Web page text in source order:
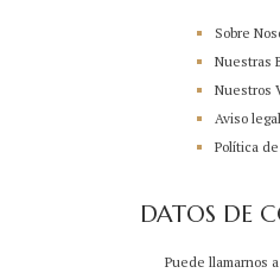
Sobre
Nuestras
Nuestros
Aviso legal
Política
DATOS DE
Puede llamarnos